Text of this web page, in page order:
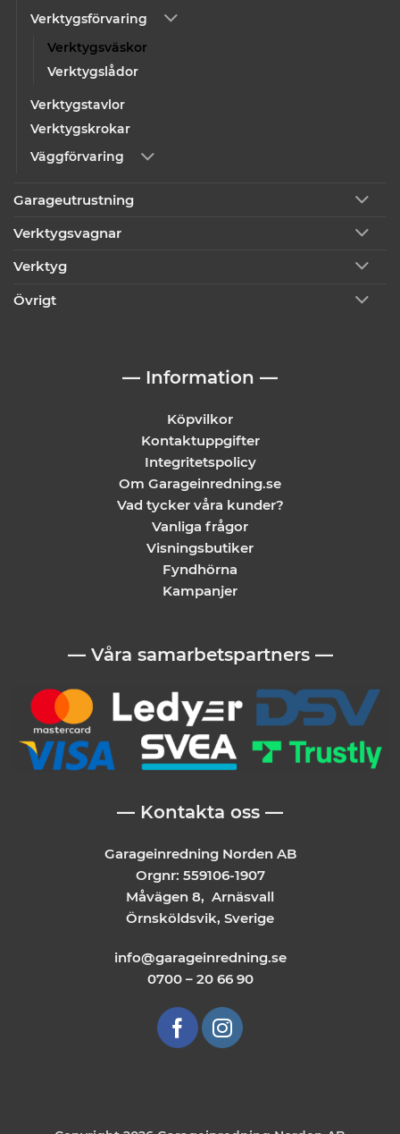
Verktygsförvaring
Verktygsväskor
Verktygslådor
Verktygstavlor
Verktygskrokar
Väggförvaring
Garageutrustning
Verktygsvagnar
Verktyg
Övrigt
— Information —
Köpvilkor
Kontaktuppgifter
Integritetspolicy
Om Garageinredning.se
Vad tycker våra kunder?
Vanliga frågor
Visningsbutiker
Fyndhörna
Kampanjer
— Våra samarbetspartners —
— Kontakta oss —
Garageinredning Norden AB
Orgnr: 559106-1907
Måvägen 8, Arnäsvall
Örnsköldsvik, Sverige
info@garageinredning.se
0700 – 20 66 90